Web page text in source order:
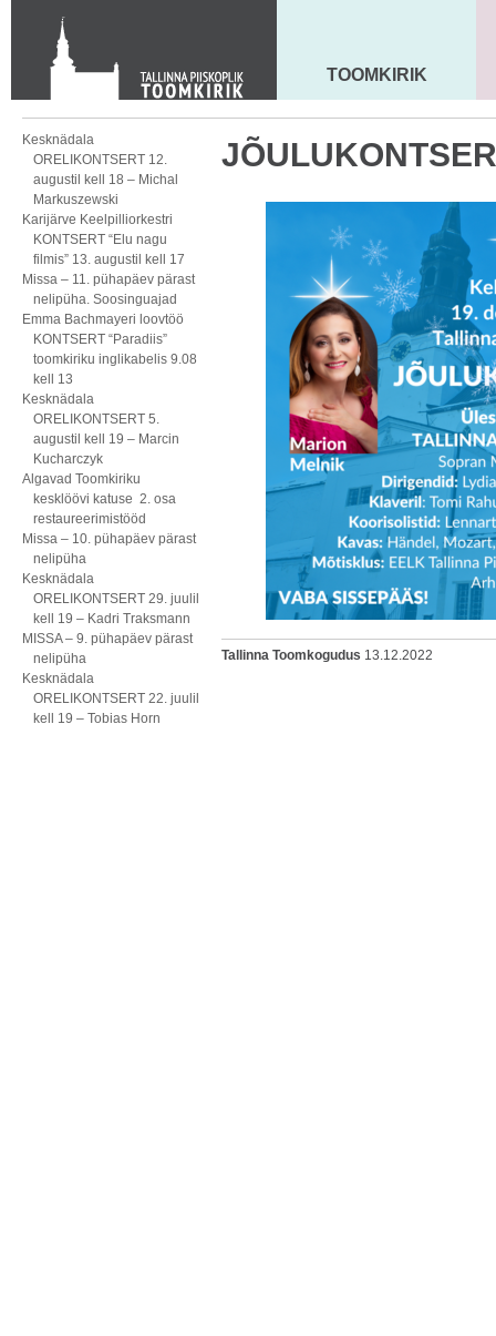
Toom-Kooli 6, 10130 TALLINN
tallinna.toom
+372 644 4140
MAARJA KIRIK
TOOMKIRIK
Kesknädala
ORELIKONTSERT 12.
augustil kell 18 – Michal
Markuszewski
Karijärve Keelpilliorkestri
KONTSERT “Elu nagu
filmis” 13. augustil kell 17
Missa – 11. pühapäev pärast
nelipüha. Soosinguajad
Emma Bachmayeri loovtöö
KONTSERT “Paradiis”
toomkiriku inglikabelis 9.08
kell 13
Kesknädala
ORELIKONTSERT 5.
augustil kell 19 – Marcin
Kucharczyk
Algavad Toomkiriku
kesklöövi katuse 2. osa
restaureerimistööd
Missa – 10. pühapäev pärast
nelipüha
Kesknädala
ORELIKONTSERT 29. juulil
kell 19 – Kadri Traksmann
MISSA – 9. pühapäev pärast
nelipüha
Kesknädala
ORELIKONTSERT 22. juulil
kell 19 – Tobias Horn
Tallinna Toomkogudus 13.12.2022